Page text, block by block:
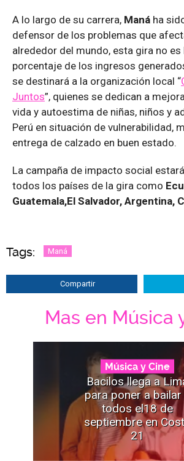
A lo largo de su carrera, Maná ha
defensor de los problemas que
alrededor del mundo, esta gira no es
porcentaje de los ingresos
se destinará a la organización local “
Juntos”, quienes se dedican a
vida y autoestima de niñas, niños y
Perú en situación de vulnerabilidad,
entrega de calzado en buen estado.
La campaña de impacto social
todos los países de la gira como
Guatemala,El Salvador, Argentina,
Tags: Maná
Compartir
Mas en Música
Música y Cine
Bacilos llega a
para poner a bailar
todos el18 de
septiembre en
21